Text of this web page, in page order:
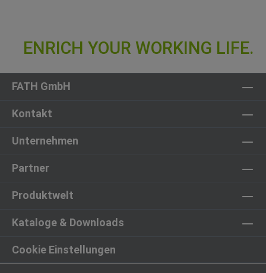
FATH GmbH
Kontakt
Unternehmen
Partner
Produktwelt
Kataloge & Downloads
Cookie Einstellungen